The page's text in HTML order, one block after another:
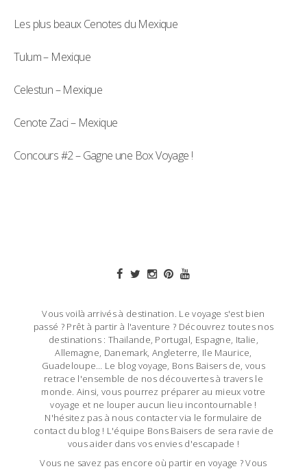
Les plus beaux Cenotes du Mexique
Tulum – Mexique
Celestun – Mexique
Cenote Zaci – Mexique
Concours #2 – Gagne une Box Voyage !
Vous voilà arrivés à destination. Le voyage s'est bien
passé ? Prêt à partir à l'aventure ? Découvrez toutes nos
destinations : Thailande, Portugal, Espagne, Italie,
Allemagne, Danemark, Angleterre, Ile Maurice,
Guadeloupe… Le blog voyage, Bons Baisers de, vous
retrace l'ensemble de nos découvertes à travers le
monde. Ainsi, vous pourrez préparer au mieux votre
voyage et ne louper aucun lieu incontournable !
N'hésitez pas à nous contacter via le formulaire de
contact du blog ! L'équipe Bons Baisers de sera ravie de
vous aider dans vos envies d'escapade !
Vous ne savez pas encore où partir en voyage ? Vous